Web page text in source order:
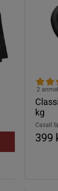
kg
2
Casall
399